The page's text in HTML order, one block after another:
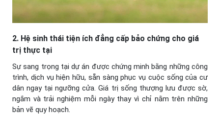
2. Hệ sinh thái tiện ích đẳng cấp bảo chứng cho giá
trị thực tại
Sự sang trọng tại dự án được chứng minh bằng những công
trình, dịch vụ hiện hữu, sẵn sàng phục vụ cuộc sống của cư
dân ngay tại ngưỡng cửa. Giá trị sống thượng lưu được sờ,
ngắm và trải nghiệm mỗi ngày thay vì chỉ nằm trên những
bản vẽ quy hoạch.